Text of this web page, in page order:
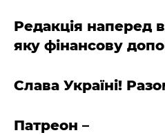
Редакція наперед
яку фінансову
Слава Україні!
Патреон –